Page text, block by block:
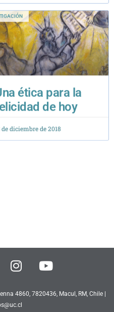
ética para la
de hoy
de diciembre de 2018
I
n
t
a
Y
o
t
4860, 7820436, Macul, RM, Chile |